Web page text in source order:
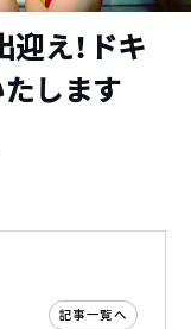
え！ドキ
します
記事一覧へ